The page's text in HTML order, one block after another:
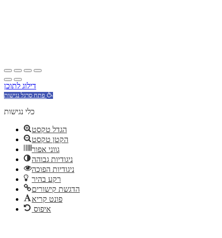
דילוג לתוכן
פתח סרגל נגישות
כלי נגישות
הגדל טקסט
הקטן טקסט
גווני אפור
ניגודיות גבוהה
ניגודיות הפוכה
רקע בהיר
הדגשת קישורים
פונט קריא
איפוס